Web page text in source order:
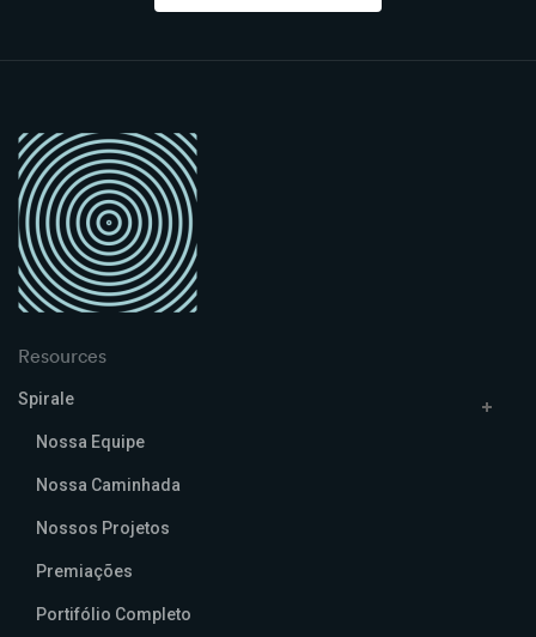
Resources
Spirale
Nossa Equipe
Nossa Caminhada
Nossos Projetos
Premiações
Portifólio Completo